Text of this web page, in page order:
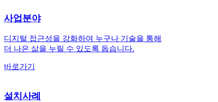
사업분야
디지털 접근성을 강화하여 누구나 기술을 통해
더 나은 삶을 누릴 수 있도록 돕습니다.
바로가기
설치사례